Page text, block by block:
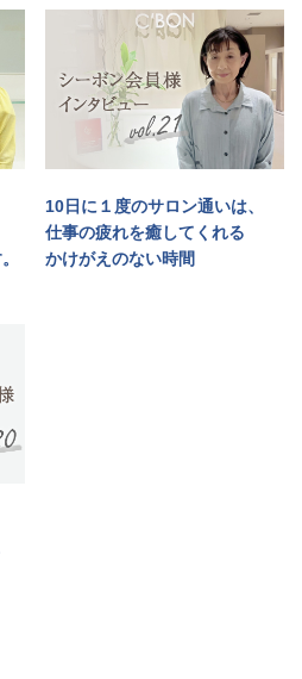
10日に１度のサロン通いは、
仕事の疲れを癒してくれる
かけがえのない時間